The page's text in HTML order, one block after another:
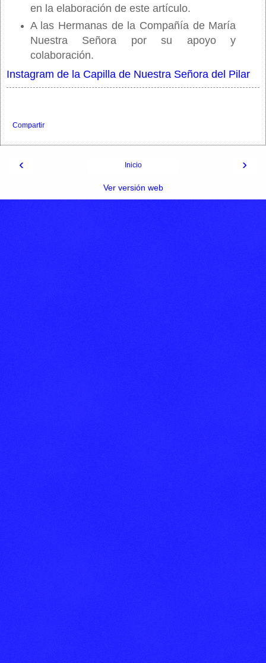
en la elaboración de este artículo.
A las Hermanas de la Compañía de María
Nuestra Señora por su apoyo y
colaboración.
Instagram de la Capilla de Nuestra Señora del Pilar
Compartir
‹ ›
Inicio
Ver versión web